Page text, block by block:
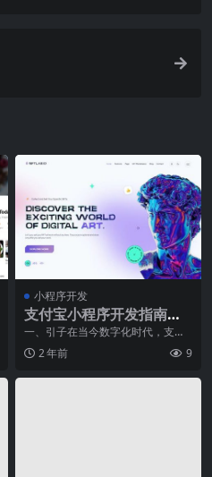
小程序开发
支付宝小程序开发指南：
轻松创建独具特色的支付
宝小程序
一、引子在当今数字化时代，支付
宝小程序已经成为越来越多企业和
个人实现业务拓展和品
2 年前 9